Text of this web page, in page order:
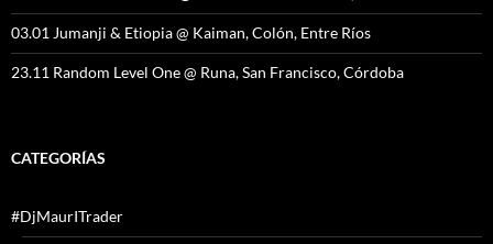
03.01 Jumanji & Etiopia @ Kaiman, Colón, Entre Ríos
23.11 Random Level One @ Runa, San Francisco, Córdoba
CATEGORÍAS
#DjMaurITrader